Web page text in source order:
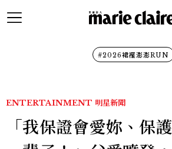
#2026裙襬澎澎RUN
ENTERTAINMENT 明星新聞
「我保證會愛妳、保